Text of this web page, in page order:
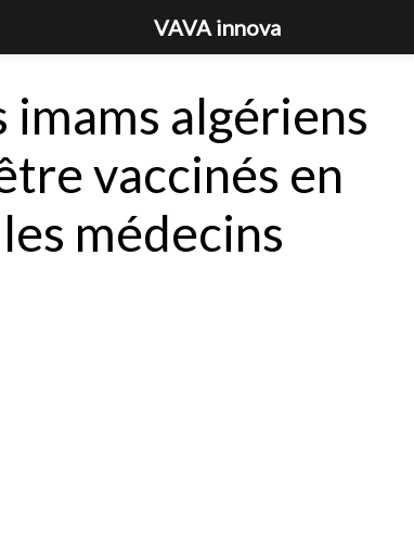
imams algériens
vaccinés en
médecins
VAVA innova